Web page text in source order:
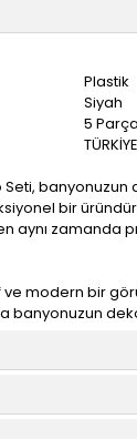
Plastik
Siyah
5 Parça
TÜRKİYE
Seti, banyonuzun
bir
aynı zamanda
modern bir
banyonuzun